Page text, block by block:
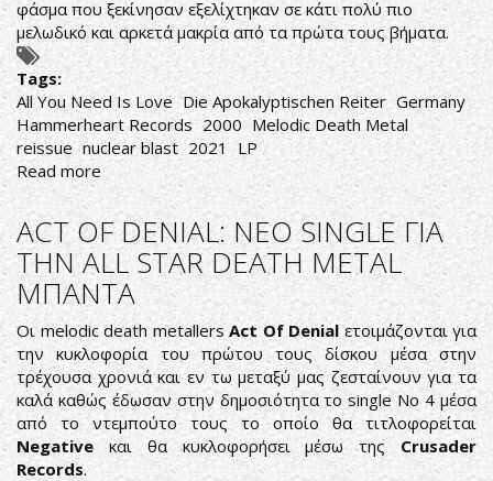
φάσμα που ξεκίνησαν εξελίχτηκαν σε κάτι πολύ πιο
μελωδικό και αρκετά μακρία από τα πρώτα τους βήματα.
Tags:
All You Need Is Love Die Apokalyptischen Reiter Germany
Hammerheart Records 2000 Melodic Death Metal
reissue nuclear blast 2021 LP
Read moreabout
Die
Apokalyptischen
Reiter-
All
You
Need
Is
Love
ACT OF DENIAL: ΝΕΟ SINGLE ΓΙΑ
ΤΗΝ ALL STAR DEATH METAL
ΜΠΑΝΤΑ
Οι melodic death metallers Act Of Denialετοιμάζονται για
την κυκλοφορία του πρώτου τους δίσκου μέσα στην
τρέχουσα χρονιά και εν τω μεταξύ μας ζεσταίνουν για τα
καλά καθώς έδωσαν στην δημοσιότητα το single Νο 4 μέσα
από το ντεμπούτο τους το οποίο θα τιτλοφορείται
Negativeκαι θα κυκλοφορήσει μέσω της Crusader
Records.